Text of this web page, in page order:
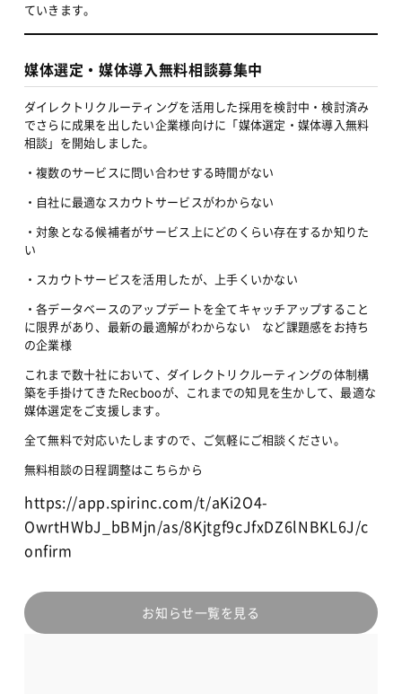
ていきます。
媒体選定・媒体導入無料相談募集中
ダイレクトリクルーティングを活用した採用を検討中・検討済み
でさらに成果を出したい企業様向けに「媒体選定・媒体導入無料
相談」を開始しました。
・複数のサービスに問い合わせする時間がない
・自社に最適なスカウトサービスがわからない
・対象となる候補者がサービス上にどのくらい存在するか知りた
い
・スカウトサービスを活用したが、上手くいかない
・各データベースのアップデートを全てキャッチアップすること
に限界があり、最新の最適解がわからない　など課題感をお持ち
の企業様
これまで数十社において、ダイレクトリクルーティングの体制構
築を手掛けてきたRecbooが、これまでの知見を生かして、最適な
媒体選定をご支援します。
全て無料で対応いたしますので、ご気軽にご相談ください。
無料相談の日程調整はこちらから
https://app.spirinc.com/t/aKi2O4-
OwrtHWbJ_bBMjn/as/8Kjtgf9cJfxDZ6lNBKL6J/c
onfirm
お知らせ一覧を見る